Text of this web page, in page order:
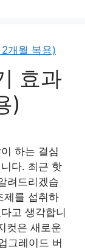
효과
)
하는 결심
다. 최근 핫
려드리겠습
제를 섭취하
고 생각합니
컷은 새로운
그레이드 버